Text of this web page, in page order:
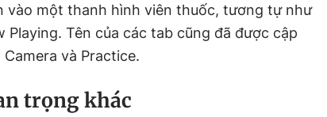
vào một thanh hình viên thuốc, tương tự như
Tên của các tab cũng đã được cập
và Practice.
trọng khác